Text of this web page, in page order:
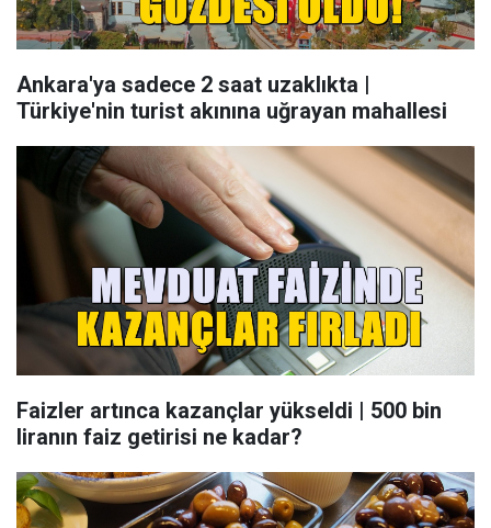
Ankara'ya sadece 2 saat uzaklıkta |
Türkiye'nin turist akınına uğrayan mahallesi
Faizler artınca kazançlar yükseldi | 500 bin
liranın faiz getirisi ne kadar?